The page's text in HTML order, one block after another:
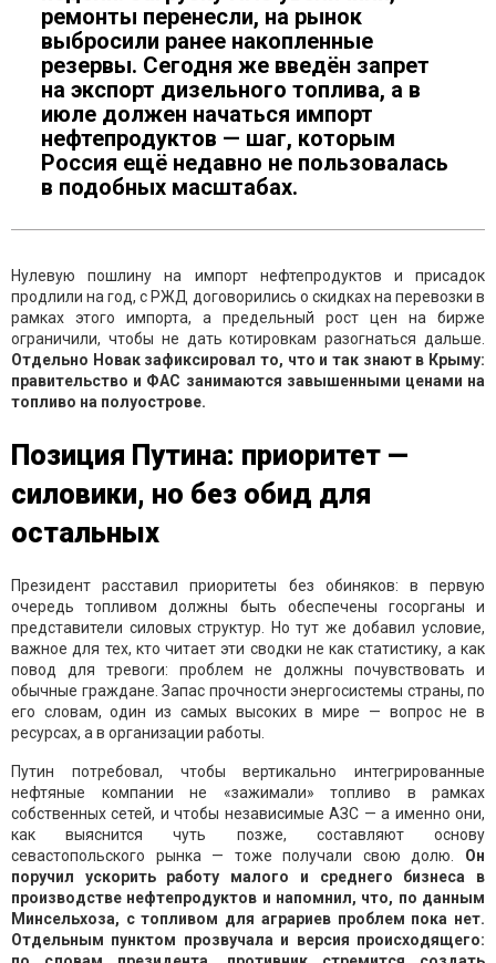
ремонты перенесли, на рынок
выбросили ранее накопленные
резервы. Сегодня же введён запрет
на экспорт дизельного топлива, а в
июле должен начаться импорт
нефтепродуктов — шаг, которым
Россия ещё недавно не пользовалась
в подобных масштабах.
Нулевую пошлину на импорт нефтепродуктов и присадок
продлили на год, с РЖД договорились о скидках на перевозки в
рамках этого импорта, а предельный рост цен на бирже
ограничили, чтобы не дать котировкам разогнаться дальше.
Отдельно Новак зафиксировал то, что и так знают в Крыму:
правительство и ФАС занимаются завышенными ценами на
топливо на полуострове.
Позиция Путина: приоритет —
силовики, но без обид для
остальных
Президент расставил приоритеты без обиняков: в первую
очередь топливом должны быть обеспечены госорганы и
представители силовых структур. Но тут же добавил условие,
важное для тех, кто читает эти сводки не как статистику, а как
повод для тревоги: проблем не должны почувствовать и
обычные граждане. Запас прочности энергосистемы страны, по
его словам, один из самых высоких в мире — вопрос не в
ресурсах, а в организации работы.
Путин потребовал, чтобы вертикально интегрированные
нефтяные компании не «зажимали» топливо в рамках
собственных сетей, и чтобы независимые АЗС — а именно они,
как выяснится чуть позже, составляют основу
севастопольского рынка — тоже получали свою долю. Он
поручил ускорить работу малого и среднего бизнеса в
производстве нефтепродуктов и напомнил, что, по данным
Минсельхоза, с топливом для аграриев проблем пока нет.
Отдельным пунктом прозвучала и версия происходящего: